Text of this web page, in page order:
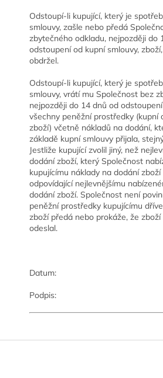
Odstoupí-li kupující, který je
smlouvy, zašle nebo předá
zbytečného odkladu, nejpozději do
odstoupení od kupní smlouvy,
obdržel.
Odstoupí-li kupující, který je
smlouvy, vrátí mu Společnost bez
nejpozději do 14 dnů od
všechny peněžní prostředky (kupní
zboží) včetně nákladů na dodání,
základě kupní smlouvy přijala,
Jestliže kupující zvolil jiný, než
dodání zboží, který Společnost
kupujícímu náklady na dodání
odpovídající nejlevnějšímu
dodání zboží. Společnost není
peněžní prostředky kupujícímu
zboží předá nebo prokáže, že
odeslal.
Datum:
Podpis:
Z